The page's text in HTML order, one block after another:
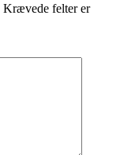
Krævede felter er